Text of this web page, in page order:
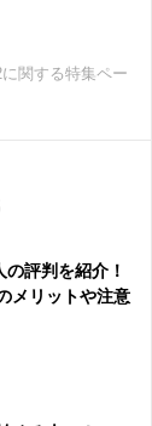
関する特集ペー
評判を紹介！
メリットや注意